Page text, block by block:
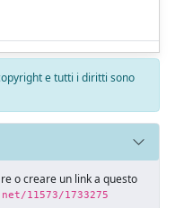
e tutti i diritti sono
o creare un link a questo
11573/1733275